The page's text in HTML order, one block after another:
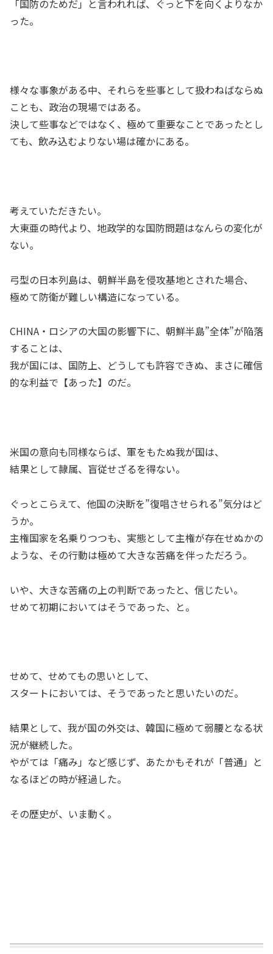
「国防のためだ」と言われれば、ぐっと下を向くよりなか
った。
様々な事象がある中、それらを些事として扱わねばならぬ
ことも、政治の現場ではある。
決して些事などではなく、極めて重要なことであったとし
ても、飲み込むよりない場は確かにある。
考えていただきたい。
大東亜の時代より、地政学的な国防問題はなんらの変化が
ない。
弓型の日本列島は、朝鮮半島を侵攻基地とされた場合、
極めて防衛が難しい構造になっている。
CHINA・ロシアの大国の影響下に、朝鮮半島”全体”が陥落
することは、
我が国には、国防上、どうしても許容できぬ、まさに確信
的な利益で【あった】のだ。
米国の意向も同様ならば、軍をもたぬ我が国は、
結果として隷属、盲従せざるを得ない。
ぐっとこらえて、他国の決断を”復唱させられる”気分はど
うか。
主権国家を名乗りつつも、実態として主権が存在せぬかの
ような、その行動は極めて大きな苦痛を伴っただろう。
いや、大きな苦痛の上の判断であったと、信じたい。
せめて初期においてはそうであった、と。
せめて、せめてもの思いとして、
スタートにおいては、そうであったと思いたいのだ。
結果として、我が国の外交は、韓国に極めて弱腰となる状
況が継続した。
やがては「痛み」など感じず、あたかもそれが「普通」と
なるほどの時が経過した。
その歴史が、いま動く。